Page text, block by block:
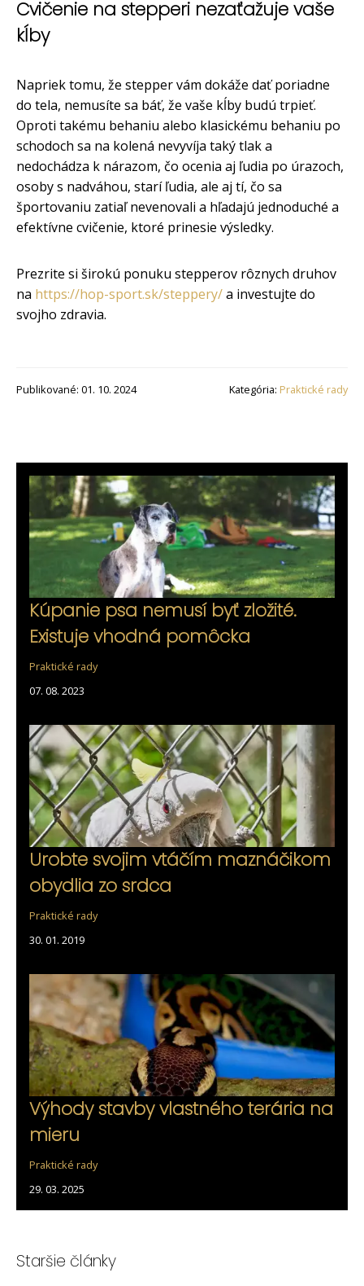
Cvičenie na stepperi nezaťažuje vaše
kĺby
Napriek tomu, že stepper vám dokáže dať poriadne
do tela, nemusíte sa báť, že vaše kĺby budú trpieť.
Oproti takému behaniu alebo klasickému behaniu po
schodoch sa na kolená nevyvíja taký tlak a
nedochádza k nárazom, čo ocenia aj ľudia po úrazoch,
osoby s nadváhou, starí ľudia, ale aj tí, čo sa
športovaniu zatiaľ nevenovali a hľadajú jednoduché a
efektívne cvičenie, ktoré prinesie výsledky.
Prezrite si širokú ponuku stepperov rôznych druhov
na https://hop-sport.sk/steppery/a investujte do
svojho zdravia.
Publikované: 01. 10. 2024 Kategória: Praktické rady
Kúpanie psa nemusí byť zložité.
Existuje vhodná pomôcka
Praktické rady
07. 08. 2023
Urobte svojim vtáčím maznáčikom
obydlia zo srdca
Praktické rady
30. 01. 2019
Výhody stavby vlastného terária na
mieru
Praktické rady
29. 03. 2025
Staršie články